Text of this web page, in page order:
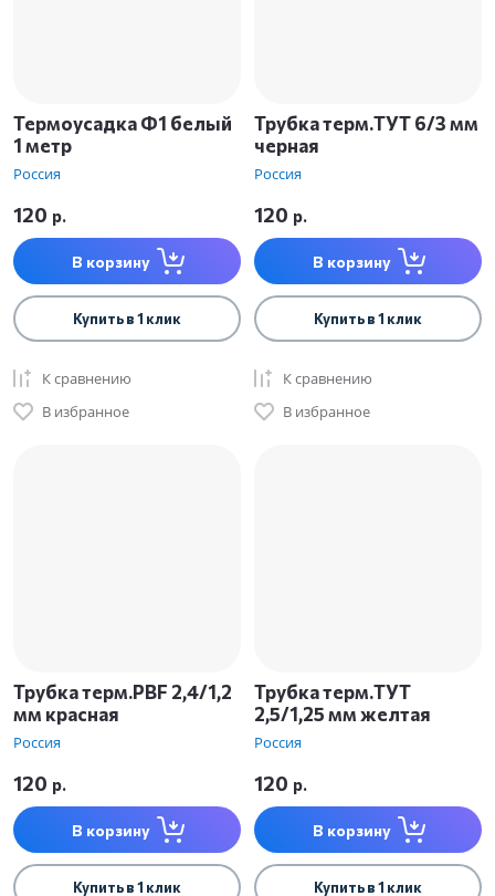
Термоусадка Ф1 белый
1 метр
Россия
120 р.
В корзину
Купить в 1 клик
К сравнению
В избранное
Трубка терм.ТУТ 6/3 мм
черная
Россия
120 р.
В корзину
Купить в 1 клик
К сравнению
В избранное
Трубка терм.PBF 2,4/1,2
мм красная
Россия
120 р.
В корзину
Купить в 1 клик
Трубка терм.ТУТ
2,5/1,25 мм желтая
Россия
120 р.
В корзину
Купить в 1 клик